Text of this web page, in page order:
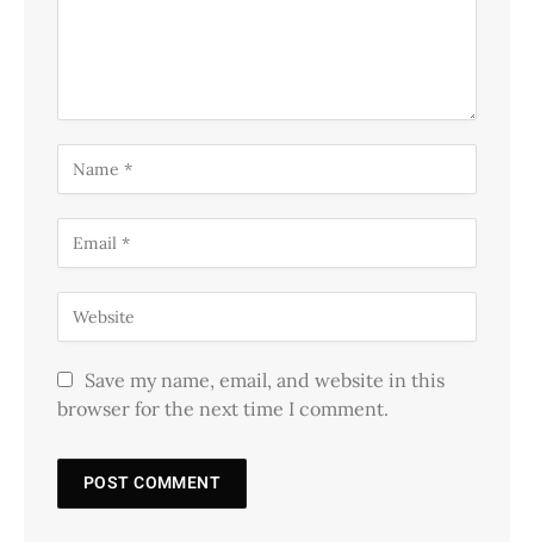
Save my name, email, and website in this
browser for the next time I comment.